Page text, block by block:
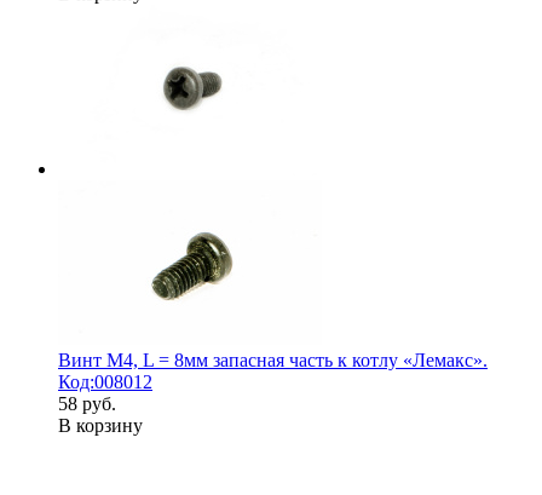
Винт М4, L = 8мм запасная часть к котлу «Лемакс».
Код:008012
58 руб.
В корзину